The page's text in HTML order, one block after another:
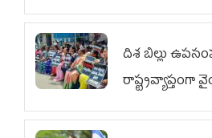
దిశ బిల్లు
విభాగం